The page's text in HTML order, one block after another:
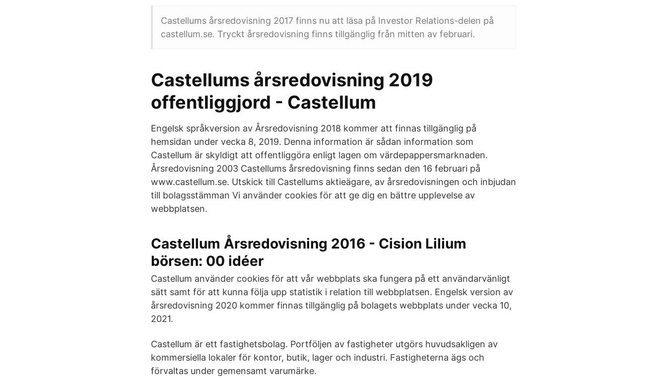
Castellums årsredovisning 2017 finns nu att läsa på Investor Relations-delen på
castellum.se. Tryckt årsredovisning finns tillgänglig från mitten av februari.
Castellums årsredovisning 2019
offentliggjord - Castellum
Engelsk språkversion av Årsredovisning 2018 kommer att finnas tillgänglig på
hemsidan under vecka 8, 2019. Denna information är sådan information som
Castellum är skyldigt att offentliggöra enligt lagen om värdepappersmarknaden.
Årsredovisning 2003 Castellums årsredovisning finns sedan den 16 februari på
www.castellum.se. Utskick till Castellums aktieägare, av årsredovisningen och inbjudan
till bolagsstämman Vi använder cookies för att ge dig en bättre upplevelse av
webbplatsen.
Castellum Årsredovisning 2016 - Cision Lilium
börsen: 00 idéer
Castellum använder cookies för att vår webbplats ska fungera på ett användarvänligt
sätt samt för att kunna följa upp statistik i relation till webbplatsen. Engelsk version av
årsredovisning 2020 kommer finnas tillgänglig på bolagets webbplats under vecka 10,
2021.
Castellum är ett fastighetsbolag. Portföljen av fastigheter utgörs huvudsakligen av
kommersiella lokaler för kontor, butik, lager och industri. Fastigheterna ägs och
förvaltas under gemensamt varumärke.